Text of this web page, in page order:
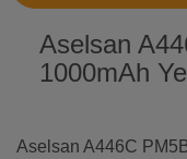
Aselsan
1000mAh
Aselsan A446C